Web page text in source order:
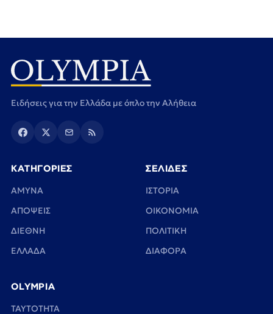
Ειδήσεις για την Ελλάδα με όπλο την Αλήθεια
ΚΑΤΗΓΟΡΙΕΣ
ΑΜΥΝΑ
ΑΠΟΨΕΙΣ
ΔΙΕΘΝΗ
ΕΛΛΑΔΑ
ΣΕΛΙΔΕΣ
ΙΣΤΟΡΙΑ
ΟΙΚΟΝΟΜΙΑ
ΠΟΛΙΤΙΚΗ
ΔΙΑΦΟΡΑ
OLYMPIA
TAYTOTHTA